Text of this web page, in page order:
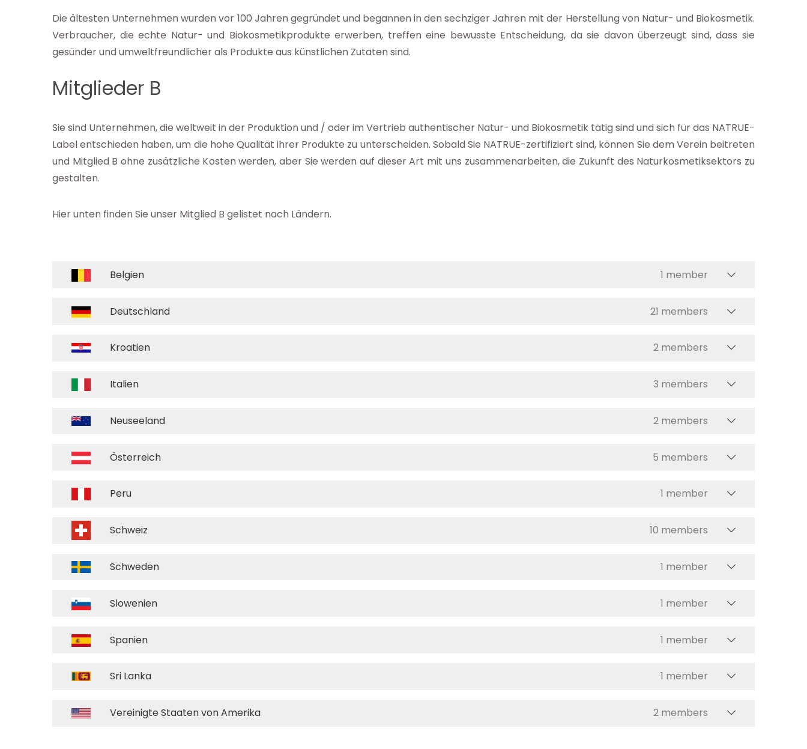
Die ältesten Unternehmen wurden vor 100 Jahren gegründet und begannen in den sechziger Jahren mit der Herstellung von Natur- und Biokosmetik.
Verbraucher, die echte Natur- und Biokosmetikprodukte erwerben, treffen eine bewusste Entscheidung, da sie davon überzeugt sind, dass sie
gesünder und umweltfreundlicher als Produkte aus künstlichen Zutaten sind.
Mitglieder B
Sie sind Unternehmen, die weltweit in der Produktion und / oder im Vertrieb authentischer Natur- und Biokosmetik tätig sind und sich für das NATRUE-
Label entschieden haben, um die hohe Qualität ihrer Produkte zu unterscheiden. Sobald Sie NATRUE-zertifiziert sind, können Sie dem Verein beitreten
und Mitglied B ohne zusätzliche Kosten werden, aber Sie werden auf dieser Art mit uns zusammenarbeiten, die Zukunft des Naturkosmetiksektors zu
gestalten.
Hier unten finden Sie unser Mitglied B gelistet nach Ländern.
Belgien 1 member
Deutschland 21 members
Kroatien 2 members
Italien 3 members
Neuseeland 2 members
Österreich 5 members
Peru 1 member
Schweiz 10 members
Schweden 1 member
Slowenien 1 member
Spanien 1 member
Sri Lanka 1 member
Vereinigte Staaten von Amerika 2 members